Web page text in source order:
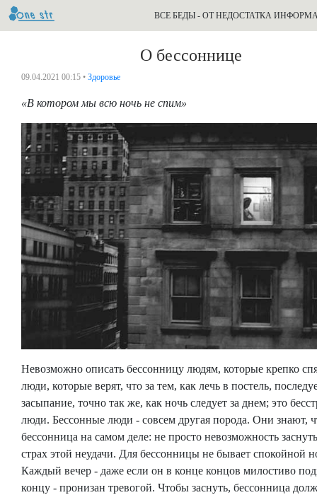
ВСЕ БЕДЫ - ОТ НЕДОСТАТКА
О бессоннице
09.04.2021 00:15 • Здоровье
«В котором мы всю ночь не спим»
Невозможно описать бессонницу людям, которые крепко
люди, которые верят, что за тем, как лечь в постель,
засыпание, точно так же, как ночь следует за днем; это
люди. Бессонные люди - совсем другая порода. Они знают,
бессонница на самом деле: не просто невозможность
страх этой неудачи. Для бессонницы не бывает спокойной
Каждый вечер - даже если он в конце концов милостиво
концу - пронизан тревогой. Чтобы заснуть, бессонница